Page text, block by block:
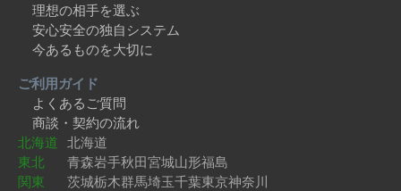
理想の相手を選ぶ
安心安全の独自システム
今あるものを大切に
ご利用ガイド
よくあるご質問
商談・契約の流れ
北海道 北海道
東北
青森岩手秋田宮城山形福島
関東
茨城栃木群馬埼玉千葉東京神奈川